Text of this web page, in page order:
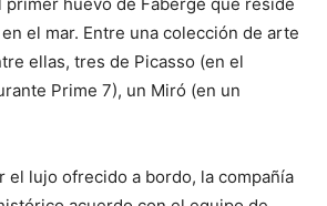
primer huevo de Fabergé que reside
el mar. Entre una colección de arte
ellas, tres de Picasso (en el
Prime 7), un Miró (en un
el lujo ofrecido a bordo, la compañía